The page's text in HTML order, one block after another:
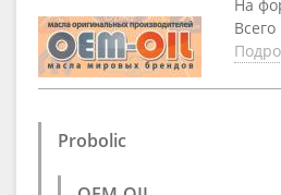
На
Probolic